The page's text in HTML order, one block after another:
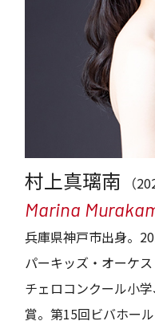
村上真璃南 （
Marina
兵庫県神戸市出身。
パーキッズ・オーケ
チェロコンクール小
賞。第15回ビバホー